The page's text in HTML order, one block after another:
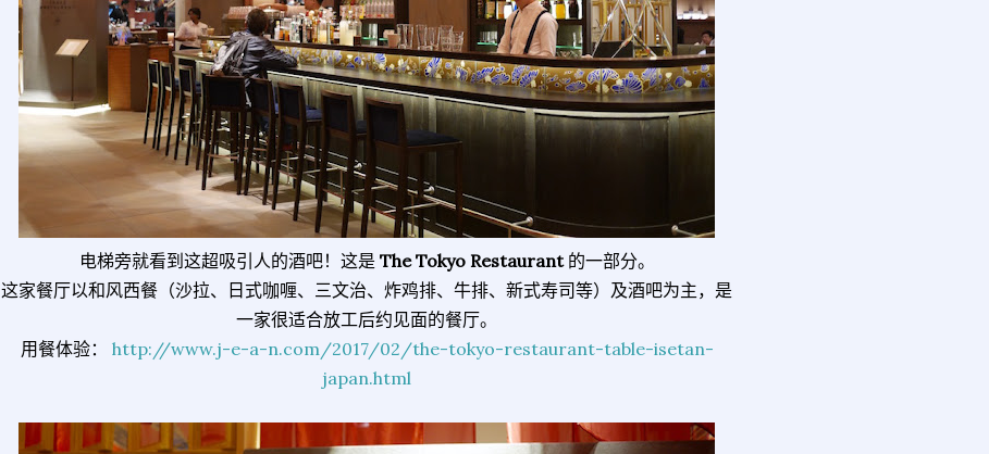
电梯旁就看到这超吸引人的酒吧！这是 The Tokyo Restaurant 的一部分。
这家餐厅以和风西餐（沙拉、日式咖喱、三文治、炸鸡排、牛排、新式寿司等）及酒吧为主，是
一家很适合放工后约见面的餐厅。
用餐体验： http://www.j-e-a-n.com/2017/02/the-tokyo-restaurant-table-isetan-
japan.html